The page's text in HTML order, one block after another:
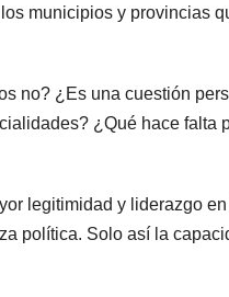
municipios y provincias
no? ¿Es una cuestión
¿Qué hace falta
legitimidad y liderazgo
política. Solo así la